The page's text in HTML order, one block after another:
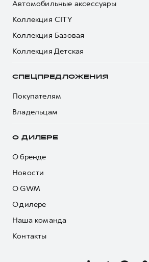
Автомобильные аксессуары
Коллекция CITY
Коллекция Базовая
Коллекция Детская
СПЕЦПРЕДЛОЖЕНИЯ
Покупателям
Владельцам
О ДИЛЕРЕ
О бренде
Новости
О GWM
О дилере
Наша команда
Контакты